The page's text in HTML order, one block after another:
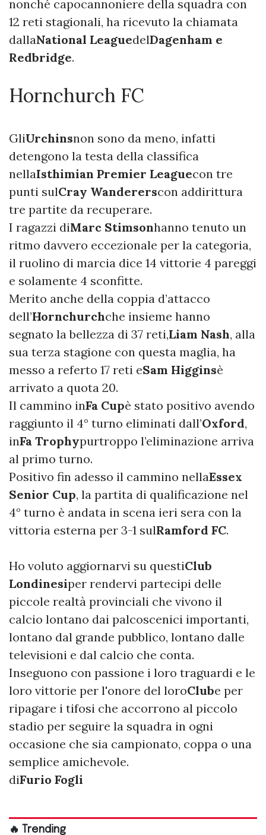
nonché capocannoniere della squadra con
12 reti stagionali, ha ricevuto la chiamata
dallaNational LeaguedelDagenham e
Redbridge.
Hornchurch FC
GliUrchinsnon sono da meno, infatti
detengono la testa della classifica
nellaIsthimian Premier Leaguecon tre
punti sulCray Wandererscon addirittura
tre partite da recuperare.
I ragazzi diMarc Stimsonhanno tenuto un
ritmo davvero eccezionale per la categoria,
il ruolino di marcia dice 14 vittorie 4 pareggi
e solamente 4 sconfitte.
Merito anche della coppia d’attacco
dell’Hornchurchche insieme hanno
segnato la bellezza di 37 reti,Liam Nash, alla
sua terza stagione con questa maglia, ha
messo a referto 17 reti eSam Higginsè
arrivato a quota 20.
Il cammino inFa Cupè stato positivo avendo
raggiunto il 4° turno eliminati dall’Oxford,
inFa Trophypurtroppo l’eliminazione arriva
al primo turno.
Positivo fin adesso il cammino nellaEssex
Senior Cup, la partita di qualificazione nel
4° turno è andata in scena ieri sera con la
vittoria esterna per 3-1 sulRamford FC.
Ho voluto aggiornarvi su questiClub
Londinesiper rendervi partecipi delle
piccole realtà provinciali che vivono il
calcio lontano dai palcoscenici importanti,
lontano dal grande pubblico, lontano dalle
televisioni e dal calcio che conta.
Inseguono con passione i loro traguardi e le
loro vittorie per l'onore del loroClube per
ripagare i tifosi che accorrono al piccolo
stadio per seguire la squadra in ogni
occasione che sia campionato, coppa o una
semplice amichevole.
diFurio Fogli
🔥 Trending